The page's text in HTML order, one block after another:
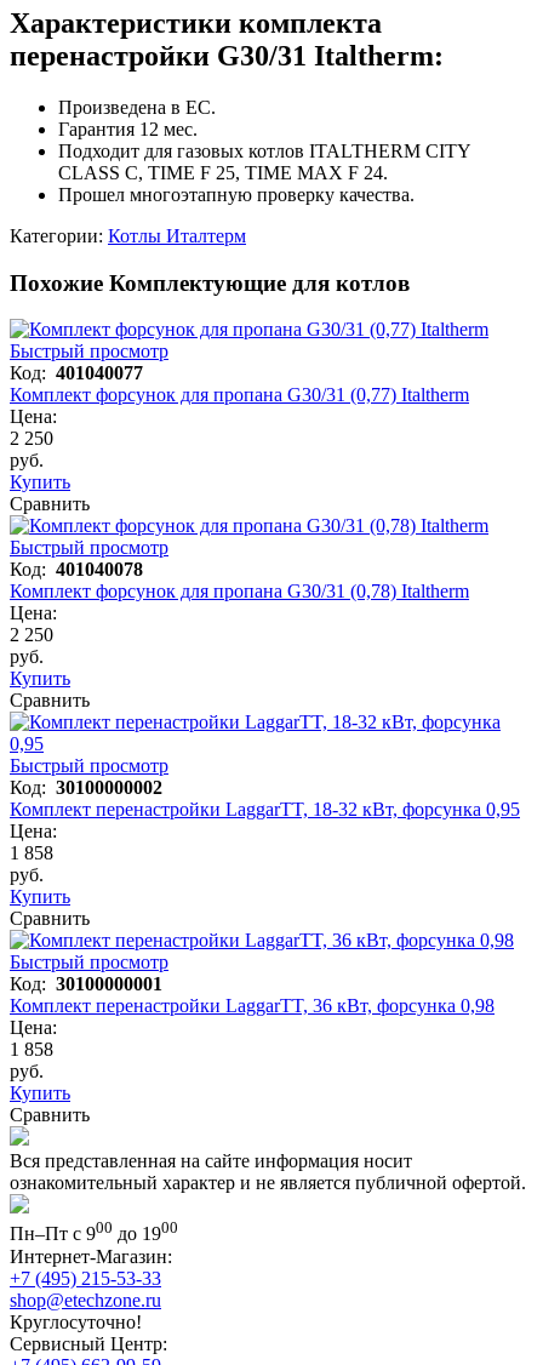
Характеристики комплекта
перенастройки G30/31 Italtherm:
Произведена в ЕС.
Гарантия 12 мес.
Подходит для газовых котлов ITALTHERM CITY
CLASS C, TIME F 25, TIME MAX F 24.
Прошел многоэтапную проверку качества.
Категории: Котлы Италтерм
Похожие Комплектующие для котлов
Быстрый просмотр
Код: 401040077
Комплект форсунок для пропана G30/31 (0,77) Italtherm
Цена:
2 250
руб.
Купить
Сравнить
Быстрый просмотр
Код: 401040078
Комплект форсунок для пропана G30/31 (0,78) Italtherm
Цена:
2 250
руб.
Купить
Сравнить
Быстрый просмотр
Код: 30100000002
Комплект перенастройки LaggarTT, 18-32 кВт, форсунка 0,95
Цена:
1 858
руб.
Купить
Сравнить
Быстрый просмотр
Код: 30100000001
Комплект перенастройки LaggarTT, 36 кВт, форсунка 0,98
Цена:
1 858
руб.
Купить
Сравнить
Вся представленная на сайте информация носит
ознакомительный характер и не является публичной офертой.
Пн–Пт с 900 до 1900
Интернет-Магазин:
+7 (495) 215-53-33
shop@etechzone.ru
Круглосуточно!
Сервисный Центр: